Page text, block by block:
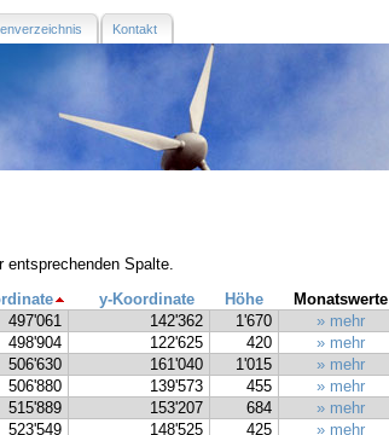
Kontakt
Spalte.
y-Koordinate Höhe Monatswerte
497'061 142'362 1'670 » mehr
498'904 122'625 420 » mehr
506'630 161'040 1'015
» mehr
506'880 139'573 455 » mehr
515'889 153'207 684 » mehr
523'549 148'525 425 » mehr